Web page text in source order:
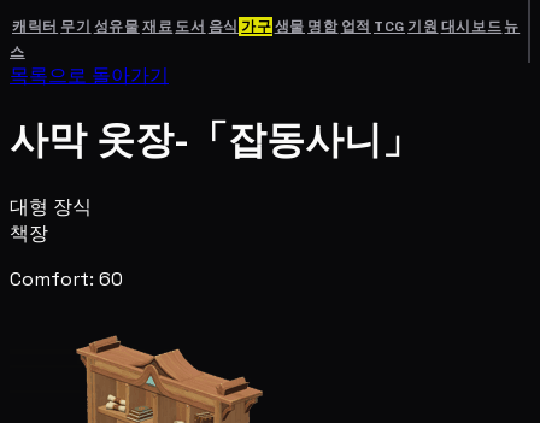
캐릭터 무기 성유물재료도서 음식 가구생물 명함 업적 TCG기원 대시보드뉴
스
목록으로 돌아가기
사막 옷장-「잡동사니」
대형 장식
책장
Comfort: 60